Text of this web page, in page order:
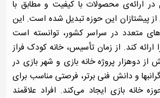
ارائه‌ی محصولات با کیفیت و مطابق با
از پیشتازان این حوزه تبدیل شده است. این
متعدد در سراسر کشور، توانسته است
ارائه کند. از زمان تأسیس، خانه کودک فراز
دوهزار پروژه خانه بازی و شهر بازی در
و دانش فنی برتر، فرصتی مناسب برای
بازی ایجاد می‌کند. افراد علاقمند